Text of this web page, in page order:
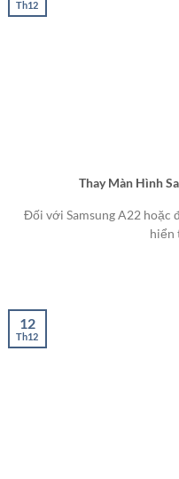
Thay Màn Hình
Đối với Samsung A22 hoặc
hiển
Th12
12
Th12